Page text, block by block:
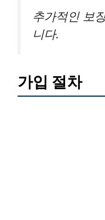
추가적인 보
니다.
가입 절차